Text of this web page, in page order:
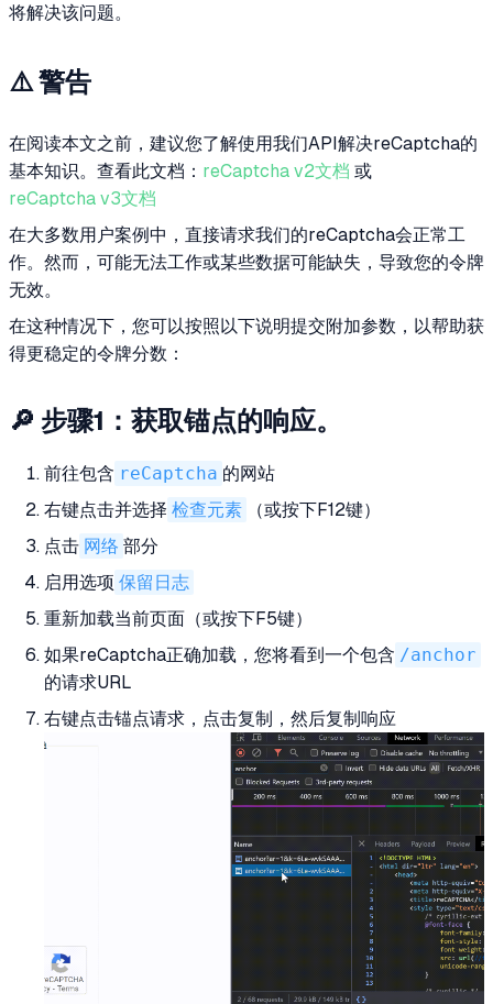
将解决该问题。
⚠️ 警告
在阅读本文之前，建议您了解使用我们API解决reCaptcha的
基本知识。查看此文档： reCaptcha v2文档 或
reCaptcha v3文档
在大多数用户案例中，直接请求我们的reCaptcha会正常工
作。然而，可能无法工作或某些数据可能缺失，导致您的令牌
无效。
在这种情况下，您可以按照以下说明提交附加参数，以帮助获
得更稳定的令牌分数：
🔎 步骤1：获取锚点的响应。
前往包含 reCaptcha 的网站
右键点击并选择 检查元素
（或按下F12键）
点击 网络 部分
启用选项 保留日志
重新加载当前页面（或按下F5键）
如果reCaptcha正确加载，您将看到一个包含 /anchor
的请求URL
右键点击锚点请求，点击复制，然后复制响应